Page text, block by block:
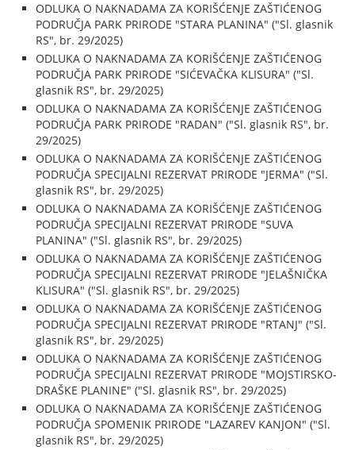
ODLUKA O NAKNADAMA ZA KORIŠĆENJE ZAŠTIĆENOG
PODRUČJA PARK PRIRODE "STARA PLANINA" ("Sl. glasnik
RS", br. 29/2025)
ODLUKA O NAKNADAMA ZA KORIŠĆENJE ZAŠTIĆENOG
PODRUČJA PARK PRIRODE "SIĆEVAČKA KLISURA" ("Sl.
glasnik RS", br. 29/2025)
ODLUKA O NAKNADAMA ZA KORIŠĆENJE ZAŠTIĆENOG
PODRUČJA PARK PRIRODE "RADAN" ("Sl. glasnik RS", br.
29/2025)
ODLUKA O NAKNADAMA ZA KORIŠĆENJE ZAŠTIĆENOG
PODRUČJA SPECIJALNI REZERVAT PRIRODE "JERMA" ("Sl.
glasnik RS", br. 29/2025)
ODLUKA O NAKNADAMA ZA KORIŠĆENJE ZAŠTIĆENOG
PODRUČJA SPECIJALNI REZERVAT PRIRODE "SUVA
PLANINA" ("Sl. glasnik RS", br. 29/2025)
ODLUKA O NAKNADAMA ZA KORIŠĆENJE ZAŠTIĆENOG
PODRUČJA SPECIJALNI REZERVAT PRIRODE "JELAŠNIČKA
KLISURA" ("Sl. glasnik RS", br. 29/2025)
ODLUKA O NAKNADAMA ZA KORIŠĆENJE ZAŠTIĆENOG
PODRUČJA SPECIJALNI REZERVAT PRIRODE "RTANJ" ("Sl.
glasnik RS", br. 29/2025)
ODLUKA O NAKNADAMA ZA KORIŠĆENJE ZAŠTIĆENOG
PODRUČJA SPECIJALNI REZERVAT PRIRODE "MOJSTIRSKO-
DRAŠKE PLANINE" ("Sl. glasnik RS", br. 29/2025)
ODLUKA O NAKNADAMA ZA KORIŠĆENJE ZAŠTIĆENOG
PODRUČJA SPOMENIK PRIRODE "LAZAREV KANJON" ("Sl.
glasnik RS", br. 29/2025)